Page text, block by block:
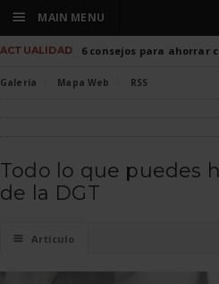
ACTUALIDAD 6 consejos para ahorrar
Galería Mapa Web RSS
Todo lo que puedes
de la DGT
☰ Artículo
☰ MAIN MENU